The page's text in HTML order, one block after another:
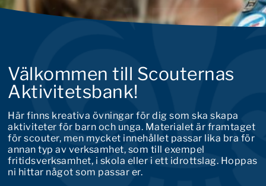
Välkommen till Scouternas
Aktivitetsbank!
Här finns kreativa övningar för dig som ska skapa
aktiviteter för barn och unga. Materialet är framtaget
för scouter, men mycket innehållet passar lika bra för
annan typ av verksamhet, som till exempel
fritidsverksamhet, i skola eller i ett idrottslag. Hoppas
ni hittar något som passar er.